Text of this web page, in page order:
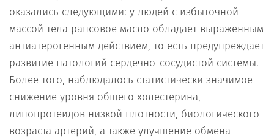
оказались следующими: у людей с избыточной
массой тела рапсовое масло обладает выраженным
антиатерогенным действием, то есть предупреждает
развитие патологий сердечно-сосудистой системы.
Более того, наблюдалось статистически значимое
снижение уровня общего холестерина,
липопротеидов низкой плотности, биологического
возраста артерий, а также улучшение обмена